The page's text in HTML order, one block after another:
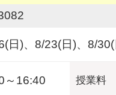
日)、8/23(日)、8/
～16:40 授業料